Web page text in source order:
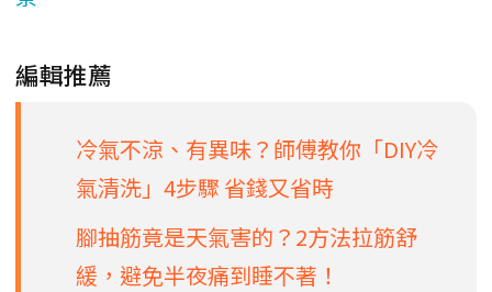
編輯推薦
冷氣不涼、有異味？師傅教你「DIY冷
氣清洗」4步驟 省錢又省時
腳抽筋竟是天氣害的？2方法拉筋舒
緩，避免半夜痛到睡不著！